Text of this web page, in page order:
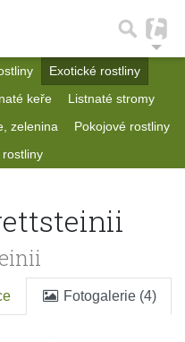
Exotické rostliny
keře
Listnaté stromy
zelenina
Pokojové rostliny
Fotogalerie (4)